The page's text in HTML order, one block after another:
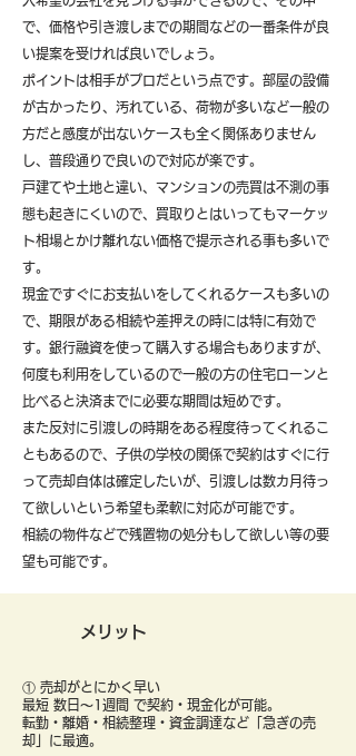
で、価格や引き渡しまでの期間などの一番条件が良
い提案を受ければ良いでしょう。
ポイントは相手がプロだという点です。部屋の設備
が古かったり、汚れている、荷物が多いなど一般の
方だと感度が出ないケースも全く関係ありません
し、普段通りで良いので対応が楽です。
戸建てや土地と違い、マンションの売買は不測の事
態も起きにくいので、買取りとはいってもマーケッ
ト相場とかけ離れない価格で提示される事も多いで
す。
現金ですぐにお支払いをしてくれるケースも多いの
で、期限がある相続や差押えの時には特に有効で
す。銀行融資を使って購入する場合もありますが、
何度も利用をしているので一般の方の住宅ローンと
比べると決済までに必要な期間は短めです。
また反対に引渡しの時期をある程度待ってくれるこ
ともあるので、子供の学校の関係で契約はすぐに行
って売却自体は確定したいが、引渡しは数カ月待っ
て欲しいという希望も柔軟に対応が可能です。
​相続の物件などで残置物の処分もして欲しい等の要
望も可能です。
メリット
① 売却がとにかく早い
最短 数日〜1週間 で契約・現金化が可能。
転勤・離婚・相続整理・資金調達など「急ぎの売
却」に最適。